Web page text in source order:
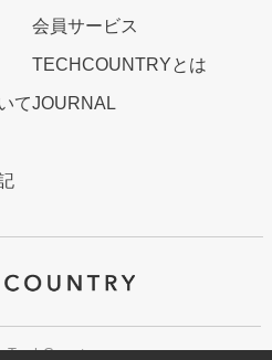
て
会員サービス
TECHCOUNTRYとは
JOURNAL
TechCountry